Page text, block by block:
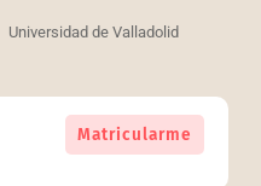
(Ref:
N795).
Matricularme
Universidad de Valladolid